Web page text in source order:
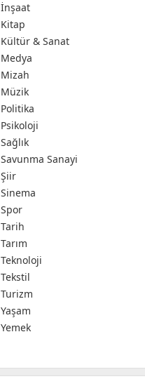
İnşaat
Kitap
Kültür & Sanat
Medya
Mizah
Müzik
Politika
Psikoloji
Sağlık
Savunma Sanayi
Şiir
Sinema
Spor
Tarih
Tarım
Teknoloji
Tekstil
Turizm
Yaşam
Yemek